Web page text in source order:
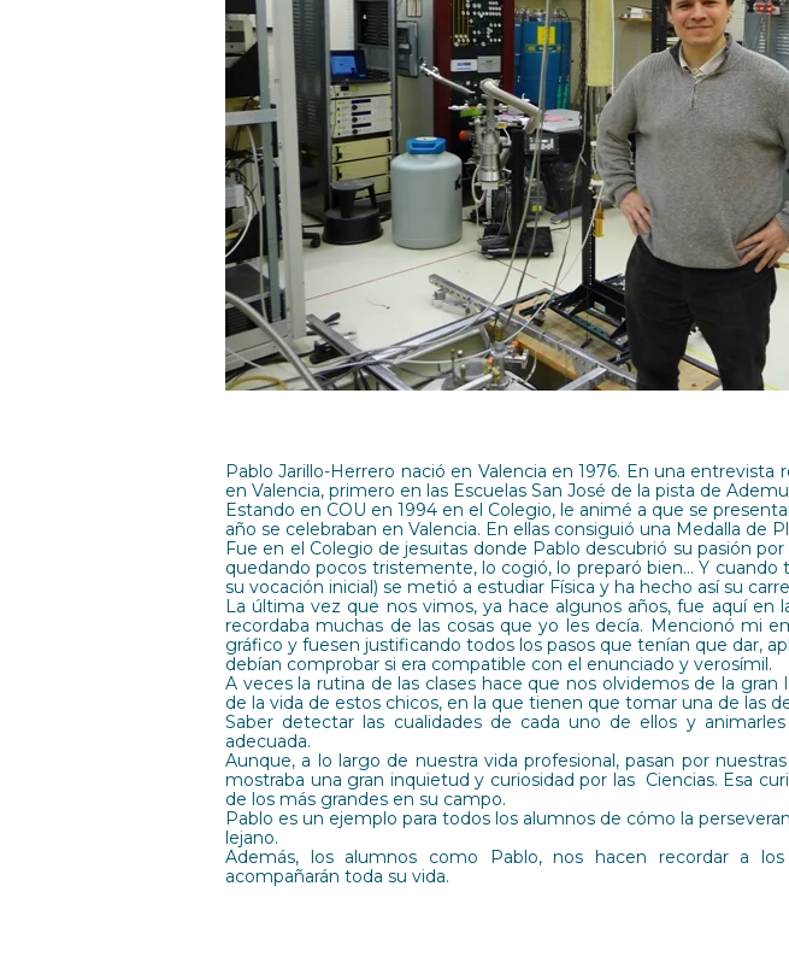
Pablo Jarillo-Herrero nació en Valencia en 1976. En una
en Valencia, primero en las Escuelas San José de la pista de
Estando en COU en 1994 en el Colegio, le animé a que se
año se celebraban en Valencia. En ellas consiguió una Medalla de
Fue en el Colegio de jesuitas donde Pablo descubrió su pasión
quedando pocos tristemente, lo cogió, lo preparó bien… Y
su vocación inicial) se metió a estudiar Física y ha hecho así su
La última vez que nos vimos, ya hace algunos años, fue aquí en
recordaba muchas de las cosas que yo les decía. Mencionó mi
gráfico y fuesen justificando todos los pasos que tenían que dar,
debían comprobar si era compatible con el enunciado y verosímil.
A veces la rutina de las clases hace que nos olvidemos de la
de la vida de estos chicos, en la que tienen que tomar una de las
Saber detectar las cualidades de cada uno de ellos y
adecuada.
Aunque, a lo largo de nuestra vida profesional, pasan por
mostraba una gran inquietud y curiosidad por las Ciencias. Esa
de los más grandes en su campo.
Pablo es un ejemplo para todos los alumnos de cómo la
lejano.
Además, los alumnos como Pablo, nos hacen recordar a
acompañarán toda su vida.